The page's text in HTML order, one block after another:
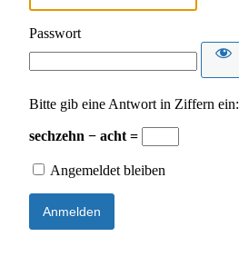
Passwort
Bitte gib eine Antwort in Ziffern ein:
sechzehn − acht =
Angemeldet bleiben